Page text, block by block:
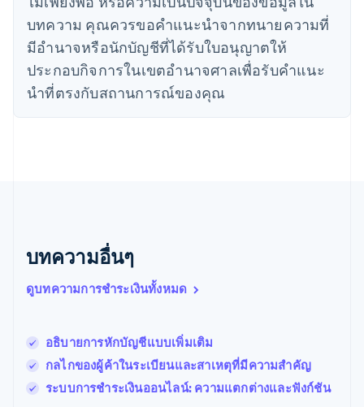
บทความ คุณควรขอคําแนะนําจากทนายความที่
มีอํานาจหรือนักบัญชีที่ได้รับใบอนุญาตให้
ประกอบกิจการในเขตอํานาจศาลเพื่อรับคําแนะ
นําที่ตรงกับสถานการณ์ของคุณ
บทความอื่นๆ
ดูบทความการชำระเงินทั้งหมด
อธิบายการหักบัญชีแบบเพิ่มเติม
กลไกของผู้ค้าในระเบียนและสาเหตุที่มีความสำคัญ
ระบบการชำระเงินออนไลน์: ความแตกต่างและฟังก์ชัน
นิวซีแลนด์
English
เนเธอร์แลนด์
Nederlands English
บราซิล
PortuguêsEnglish
ฝรั่งเศส
English
ฟินแลนด์
English
มาเลเซีย
เม็กซิโก